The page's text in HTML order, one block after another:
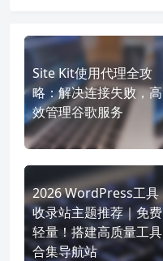
Site Kit使用代理全攻
略：解决连接失败，高
效管理谷歌服务
2026 WordPress工具
收录站主题推荐｜免费
轻量！搭建高质量工具
合集导航站